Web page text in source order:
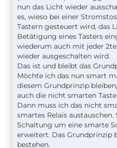
nun das Licht wieder
es, wieso bei einer
Tastern gesteuert wird, das
Betätigung eines Tasters
wiederum auch mit jeder
wieder ausgeschalten wird.
Das ist und bleibt das
Möchte ich das nun smart
diesem Grundprinzip
auch die nicht smarten
Dann muss ich das nicht
smartes Relais
Schaltung um eine smarte
erweitert. Das Grundprinzip
bestehen.